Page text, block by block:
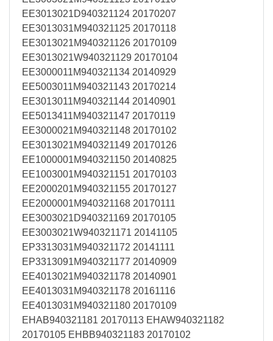
EE3013021D940321124 20170207
EE3013031M940321125 20170118
EE3013021M940321126 20170109
EE3013021W940321129 20170104
EE3000011M940321134 20140929
EE5003011M940321143 20170214
EE3013011M940321144 20140901
EE5013411M940321147 20170119
EE3000021M940321148 20170102
EE3013021M940321149 20170126
EE1000001M940321150 20140825
EE1003001M940321151 20170103
EE2000201M940321155 20170127
EE2000001M940321168 20170111
EE3003021D940321169 20170105
EE3003021W940321171 20141105
EP3313031M940321172 20141111
EP3313091M940321177 20140909
EE4013021M940321178 20140901
EE4013031M940321178 20161116
EE4013031M940321180 20170109
EHAB940321181 20170113 EHAW940321182
20170105 EHBB940321183 20170102